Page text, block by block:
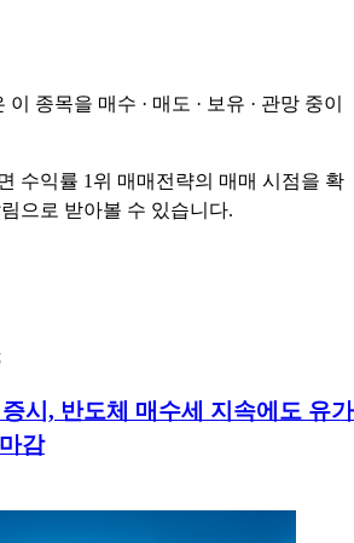
이 종목을 매수 · 매도 · 보유 · 관망 중이
수익률 1위 매매전략의 매매 시점을 확
으로 받아볼 수 있습니다.
시, 반도체 매수세 지속에도 유가
감